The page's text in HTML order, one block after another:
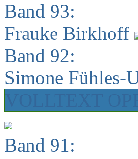
Band 93:
Frauke Birkhoff
Band 92:
Simone Fühles-
Band 91: